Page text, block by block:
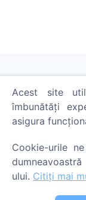
Aprinde o
Acest site
îmbunătăți
asigura
Cookie-urile
ului. Citiți mai